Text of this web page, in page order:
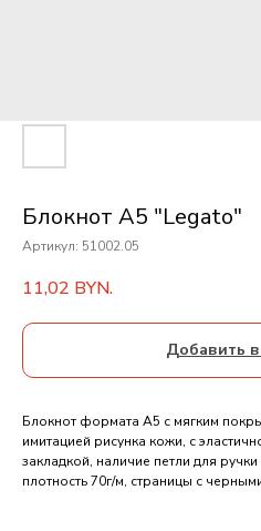
Блокнот A5 "Legato"
Артикул: 51002.05
11,02 BYN.
Добавить
Блокнот формата А5 с мягким
имитацией рисунка кожи, с
закладкой, наличие петли для
плотность 70г/м, страницы с